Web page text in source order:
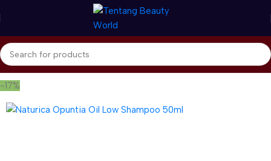
Beranda Naturica - RICA Opuntia Series
-17%